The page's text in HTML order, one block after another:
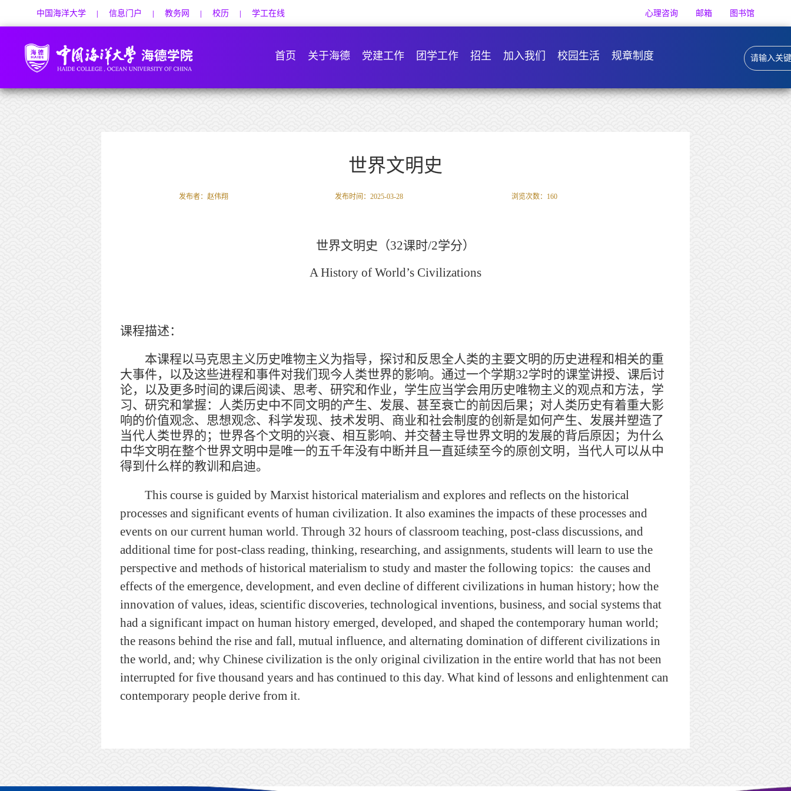
中国海洋大学 | 信息门户 | 教务网 | 校历 | 学工在线 心理咨询 邮箱 图书馆
首页 关于海德 党建工作 团学工作 招生 加入我们 校园生活 规章制度
世界文明史
发布者：赵伟翔 发布时间：2025-03-28 浏览次数： 160
世界文明史 （32课时/2学分）
A History of World’s Civilizations
课程描述：
本课程以马克思主义历史唯物主义为指导，探讨和反思全人类的主要文明的历史进程和相关的重
大事件，以及这些进程和事件对我们现今人类世界的影响。通过一个学期32学时的课堂讲授、课后讨
论，以及更多时间的课后阅读、思考、研究和作业，学生应当学会用历史唯物主义的观点和方法，学
习、研究和掌握：人类历史中不同文明的产生、发展、甚至衰亡的前因后果；对人类历史有着重大影
响的价值观念、思想观念、科学发现、技术发明、商业和社会制度的创新是如何产生、发展并塑造了
当代人类世界的；世界各个文明的兴衰、相互影响、并交替主导世界文明的发展的背后原因；为什么
中华文明在整个世界文明中是唯一的五千年没有中断并且一直延续至今的原创文明，当代人可以从中
得到什么样的教训和启迪。
This course is guided by Marxist historical materialism and explores and reflects on the historical
processes and significant events of human civilization. It also examines the impacts of these processes and
events on our current human world. Through 32 hours of classroom teaching, post-class discussions, and
additional time for post-class reading, thinking, researching, and assignments, students will learn to use the
perspective and methods of historical materialism to study and master the following topics: the causes and
effects of the emergence, development, and even decline of different civilizations in human history; how the
innovation of values, ideas, scientific discoveries, technological inventions, business, and social systems that
had a significant impact on human history emerged, developed, and shaped the contemporary human world;
the reasons behind the rise and fall, mutual influence, and alternating domination of different civilizations in
the world, and; why Chinese civilization is the only original civilization in the entire world that has not been
interrupted for five thousand years and has continued to this day. What kind of lessons and enlightenment can
contemporary people derive from it.